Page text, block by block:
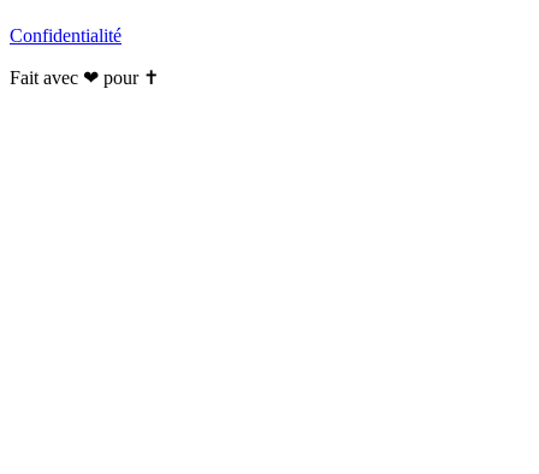
Confidentialité
Fait avec ❤ pour ✝️️